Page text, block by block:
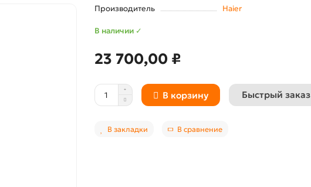
Производитель Haier
В наличии ✓
23 700,00 ₽
В корзину Быстрый заказ
В закладки В сравнение